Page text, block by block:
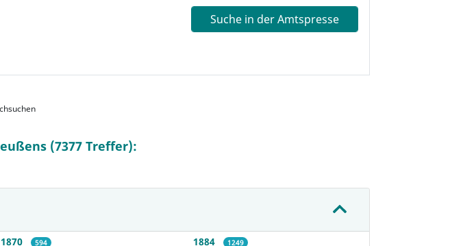
Suche in der Amtspresse
(7377 Treffer):
1870 594 1884 1249